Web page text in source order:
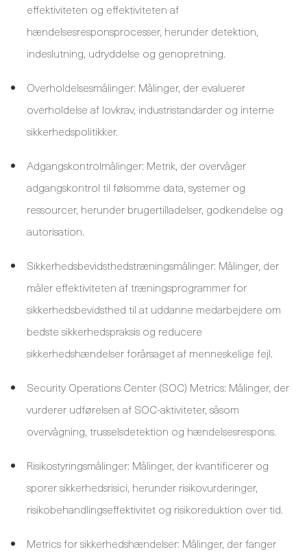
effektiviteten og effektiviteten af ​​
hændelsesresponsprocesser, herunder detektion,
indeslutning, udryddelse og genopretning.
Overholdelsesmålinger: Målinger, der evaluerer
overholdelse af lovkrav, industristandarder og interne
sikkerhedspolitikker.
Adgangskontrolmålinger: Metrik, der overvåger
adgangskontrol til følsomme data, systemer og
ressourcer, herunder brugertilladelser, godkendelse og
autorisation.
Sikkerhedsbevidsthedstræningsmålinger: Målinger, der
måler effektiviteten af ​​træningsprogrammer for
sikkerhedsbevidsthed til at uddanne medarbejdere om
bedste sikkerhedspraksis og reducere
sikkerhedshændelser forårsaget af menneskelige fejl.
Security Operations Center (SOC) Metrics: Målinger, der
vurderer udførelsen af ​​SOC-aktiviteter, såsom
overvågning, trusselsdetektion og hændelsesrespons.
Risikostyringsmålinger: Målinger, der kvantificerer og
sporer sikkerhedsrisici, herunder risikovurderinger,
risikobehandlingseffektivitet og risikoreduktion over tid.
Metrics for sikkerhedshændelser: Målinger, der fanger